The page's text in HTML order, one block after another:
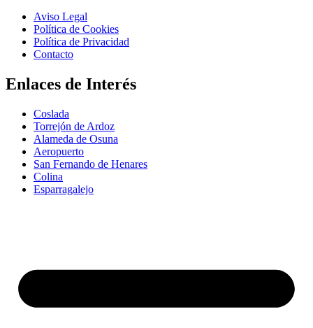
Aviso Legal
Política de Cookies
Política de Privacidad
Contacto
Enlaces de Interés
Coslada
Torrejón de Ardoz
Alameda de Osuna
Aeropuerto
San Fernando de Henares
Colina
Esparragalejo